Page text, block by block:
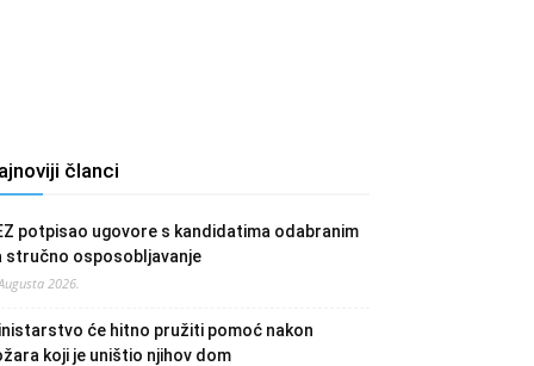
članci
potpisao ugovore s kandidatima odabranim
stručno osposobljavanje
2026.
će hitno pružiti pomoć nakon
koji je uništio njihov dom